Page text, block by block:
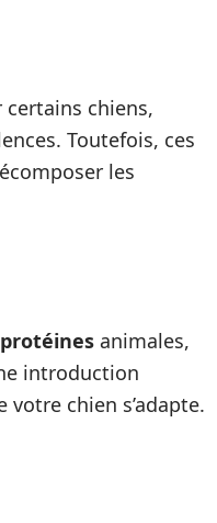
chiens,
Toutefois, ces
les
protéines animales,
introduction
chien s’adapte.